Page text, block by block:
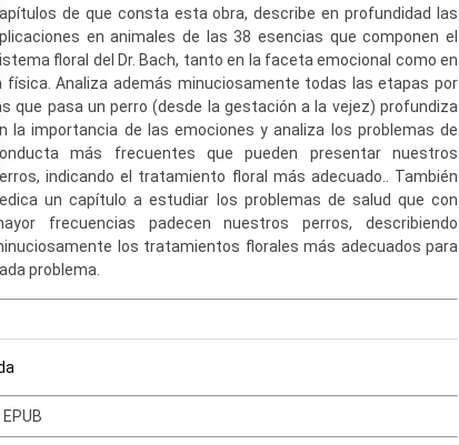
de que consta esta obra, describe en profundidad las
en animales de las 38 esencias que componen el
floral del Dr. Bach, tanto en la faceta emocional como en
física. Analiza además minuciosamente todas las etapas por
que pasa un perro (desde la gestación a la vejez) profundiza
la importancia de las emociones y analiza los problemas de
más frecuentes que pueden presentar nuestros
indicando el tratamiento floral más adecuado.. También
un capítulo a estudiar los problemas de salud que con
frecuencias padecen nuestros perros, describiendo
los tratamientos florales más adecuados para
problema.